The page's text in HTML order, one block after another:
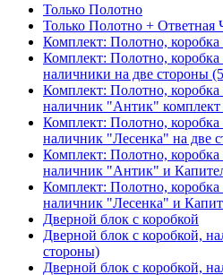
Только Полотно
Только Полотно + Ответная
Комплект: Полотно,
Комплект: Полотно,
наличники на две стороны
Комплект: Полотно,
наличник "Антик" комплект
Комплект: Полотно,
наличник "Лесенка" на две
Комплект: Полотно,
наличник "Антик" и
Комплект: Полотно,
наличник "Лесенка" и
Дверной блок с коробкой
Дверной блок с коробкой,
стороны)
Дверной блок с коробкой,